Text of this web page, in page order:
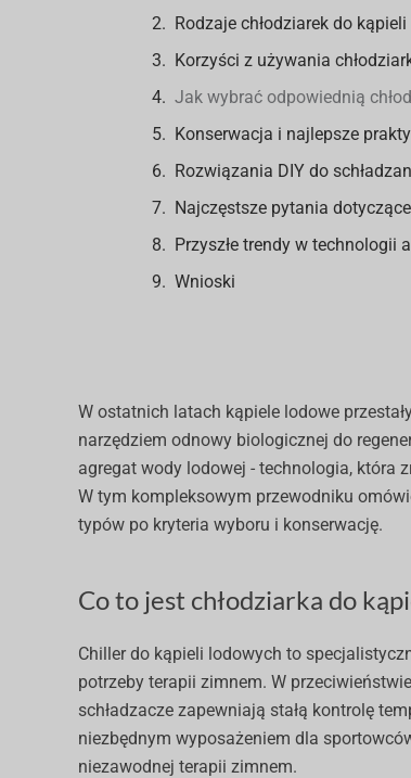
Rodzaje chłodziarek do
Korzyści z używania
Jak wybrać odpowiednią
Konserwacja i najlepsze
Rozwiązania DIY do
Najczęstsze pytania
Przyszłe trendy w technologii
Wnioski
W ostatnich latach kąpiele lodowe
narzędziem odnowy biologicznej do
agregat wody lodowej - technologia, która
W tym kompleksowym przewodniku
typów po kryteria wyboru i konserwację.
Co to jest chłodziarka do
Chiller do kąpieli lodowych to
potrzeby terapii zimnem. W
schładzacze zapewniają stałą kontrolę
niezbędnym wyposażeniem dla
niezawodnej terapii zimnem.